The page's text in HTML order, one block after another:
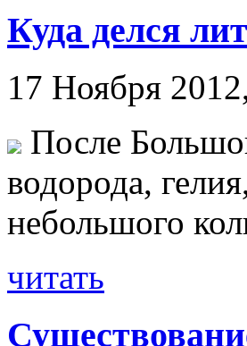
Куда делся
17 Ноября
После
водорода,
небольшого
читать